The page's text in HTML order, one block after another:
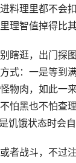
料理里都不会
理智值掉得比
瞎逛，出门探
式：一是等到
物肉，如此一
怕黑也不怕查
饿状态时会自
者战斗，不过